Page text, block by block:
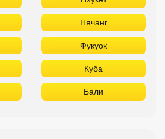
Нячанг
Фукуок
Куба
Бали